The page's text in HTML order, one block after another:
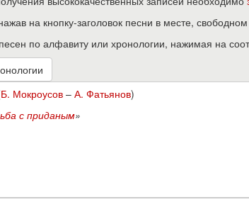
на кнопку-заголовок песни в месте,
по алфавиту или хронологии, нажимая на
Б. Мокроусов – А. Фатьянов)
с приданым»